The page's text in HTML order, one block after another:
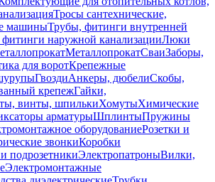
Тросы сантехнические,
машиныТрубы, фитинги внутренней
наружной канализацииЛюки
МеталлопрокатСваиЗаборы,
для воротКрепежные
ГвоздиАнкеры, дюбелиСкобы,
крепежГайки,
винты, шпилькиХомутыХимические
арматурыШплинтыПружины
оборудованиеРозетки и
звонкиКоробки
подрозетникиЭлектропатроныВилки,
Электромонтажные